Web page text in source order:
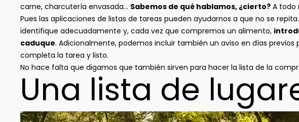
carne, charcutería envasada… Sabemos de qué hablamos, ¿cierto? A todo
Pues las aplicaciones de listas de tareas pueden ayudarnos a que no se
identifique adecuadamente y, cada vez que compremos un alimento,
caduque. Adicionalmente, podemos incluir también un aviso en días
completa la tarea y listo.
No hace falta que digamos que también sirven para hacer la lista de la
Una lista de